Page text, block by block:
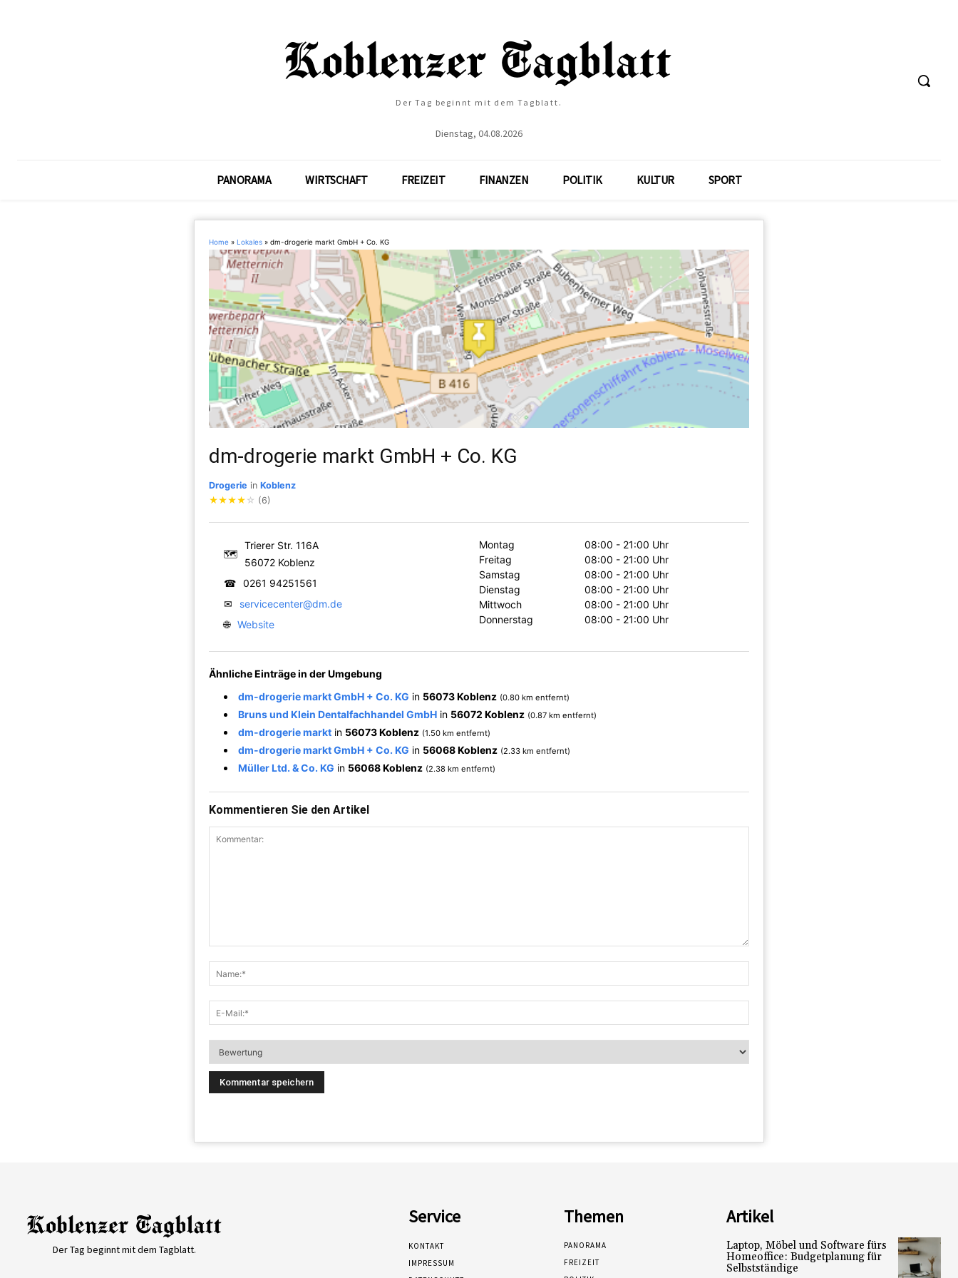
Der Tag beginnt mit dem Tagblatt.
Dienstag, 04.08.2026
PANORAMA WIRTSCHAFT FREIZEIT FINANZEN POLITIK KULTUR SPORT
Home » Lokales » dm-drogerie markt GmbH + Co. KG
dm-drogerie markt GmbH + Co. KG
Drogerie in Koblenz
★★★★ ☆ (6)
🗺
Trierer Str. 116A
56072 Koblenz
☎ 0261 94251561
✉
servicecenter@dm.de
🌐 Website
Montag
08:00 - 21:00 Uhr
Freitag
08:00 - 21:00 Uhr
Samstag
08:00 - 21:00 Uhr
Dienstag
08:00 - 21:00 Uhr
Mittwoch
08:00 - 21:00 Uhr
Donnerstag
08:00 - 21:00 Uhr
Ähnliche Einträge in der Umgebung
dm-drogerie markt GmbH + Co. KG in 56073 Koblenz (0.80 km entfernt)
Bruns und Klein Dentalfachhandel GmbH in 56072 Koblenz (0.87 km entfernt)
dm-drogerie markt in 56073 Koblenz (1.50 km entfernt)
dm-drogerie markt GmbH + Co. KG in 56068 Koblenz (2.33 km entfernt)
Müller Ltd. & Co. KG in 56068 Koblenz (2.38 km entfernt)
Kommentieren Sie den Artikel
Der Tag beginnt mit dem Tagblatt.
Service
KONTAKT
IMPRESSUM
Themen
PANORAMA
FREIZEIT
Artikel
Laptop, Möbel und Software fürs
Homeoffice: Budgetplanung für
Selbstständige